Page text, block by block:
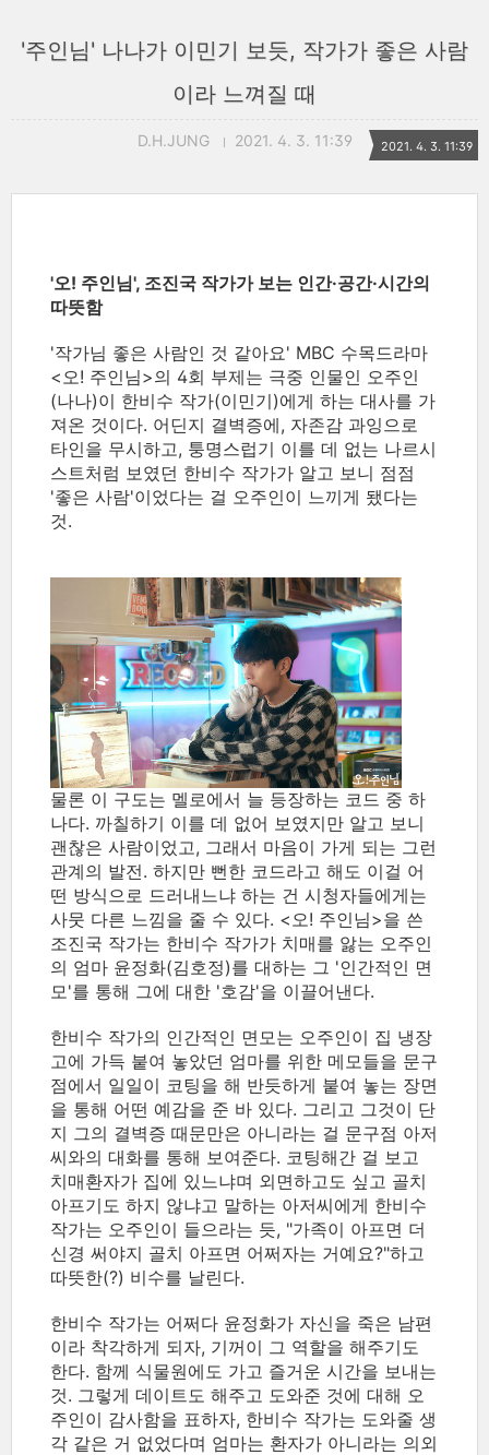
'주인님' 나나가 이민기 보듯, 작가가 좋은 사람
이라 느껴질 때
D.H.JUNG 2021. 4. 3. 11:39 2021. 4. 3. 11:39
'오! 주인님', 조진국 작가가 보는 인간·공간·시간의
따뜻함
'작가님 좋은 사람인 것 같아요' MBC 수목드라마
<오! 주인님>의 4회 부제는 극중 인물인 오주인
(나나)이 한비수 작가(이민기)에게 하는 대사를 가
져온 것이다. 어딘지 결벽증에, 자존감 과잉으로
타인을 무시하고, 퉁명스럽기 이를 데 없는 나르시
스트처럼 보였던 한비수 작가가 알고 보니 점점
'좋은 사람'이었다는 걸 오주인이 느끼게 됐다는
것.
물론 이 구도는 멜로에서 늘 등장하는 코드 중 하
나다. 까칠하기 이를 데 없어 보였지만 알고 보니
괜찮은 사람이었고, 그래서 마음이 가게 되는 그런
관계의 발전. 하지만 뻔한 코드라고 해도 이걸 어
떤 방식으로 드러내느냐 하는 건 시청자들에게는
사뭇 다른 느낌을 줄 수 있다. <오! 주인님>을 쓴
조진국 작가는 한비수 작가가 치매를 앓는 오주인
의 엄마 윤정화(김호정)를 대하는 그 '인간적인 면
모'를 통해 그에 대한 '호감'을 이끌어낸다.
한비수 작가의 인간적인 면모는 오주인이 집 냉장
고에 가득 붙여 놓았던 엄마를 위한 메모들을 문구
점에서 일일이 코팅을 해 반듯하게 붙여 놓는 장면
을 통해 어떤 예감을 준 바 있다. 그리고 그것이 단
지 그의 결벽증 때문만은 아니라는 걸 문구점 아저
씨와의 대화를 통해 보여준다. 코팅해간 걸 보고
치매환자가 집에 있느냐며 외면하고도 싶고 골치
아프기도 하지 않냐고 말하는 아저씨에게 한비수
작가는 오주인이 들으라는 듯, "가족이 아프면 더
신경 써야지 골치 아프면 어쩌자는 거예요?"하고
따뜻한(?) 비수를 날린다.
한비수 작가는 어쩌다 윤정화가 자신을 죽은 남편
이라 착각하게 되자, 기꺼이 그 역할을 해주기도
한다. 함께 식물원에도 가고 즐거운 시간을 보내는
것. 그렇게 데이트도 해주고 도와준 것에 대해 오
주인이 감사함을 표하자, 한비수 작가는 도와줄 생
각 같은 거 없었다며 엄마는 환자가 아니라는 의외